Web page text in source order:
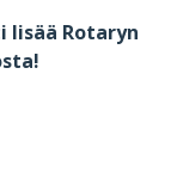
lisää Rotaryn